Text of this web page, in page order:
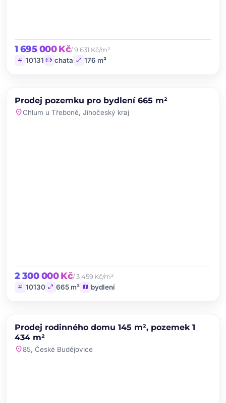
1 695 000 Kč/ 9 631 Kč/m²
tag 10131 chair chata open_in_full 176 m²
PRODEJ
Prodej pozemku pro bydlení 665 m²
location_onChlum u Třeboně, Jihočeský kraj
2 300 000 Kč/ 3 459 Kč/m²
tag 10130 open_in_full 665 m² map bydlení
PRODEJ
Prodej rodinného domu 145 m², pozemek 1
434 m²
location_on85, České Budějovice